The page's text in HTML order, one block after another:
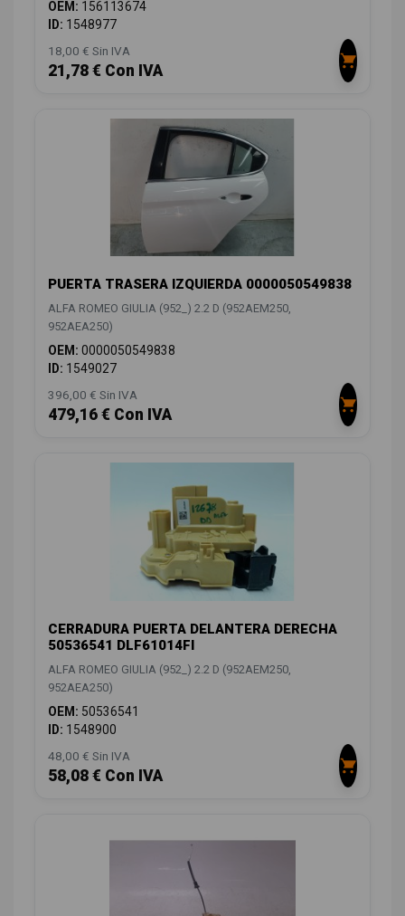
OEM: 156113674
ID: 1548977
18,00 € Sin IVA
21,78 € Con IVA
PUERTA TRASERA IZQUIERDA 0000050549838
ALFA ROMEO GIULIA (952_) 2.2 D (952AEM250,
952AEA250)
OEM: 0000050549838
ID: 1549027
396,00 € Sin IVA
479,16 € Con IVA
CERRADURA PUERTA DELANTERA DERECHA
50536541 DLF61014FI
ALFA ROMEO GIULIA (952_) 2.2 D (952AEM250,
952AEA250)
OEM: 50536541
ID: 1548900
48,00 € Sin IVA
58,08 € Con IVA